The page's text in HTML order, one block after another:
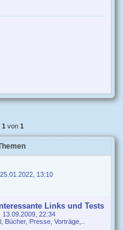
1 von 1
13:10
Links und Tests
13.09.2009, 22:34
Bücher, Presse, Vorträge,..